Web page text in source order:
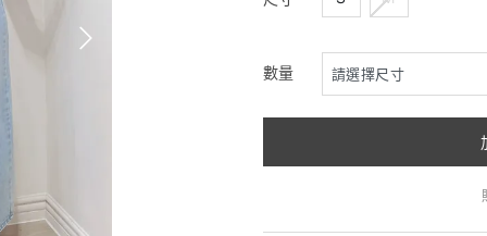
數量